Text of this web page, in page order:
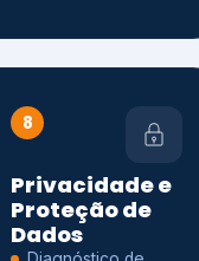
8
Privacidade e
Proteção de
Dados